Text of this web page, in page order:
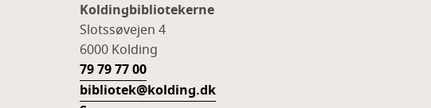
Koldingbibliotekerne
Slotssøvejen 4
6000 Kolding
79 79 77 00
bibliotek@kolding.dk